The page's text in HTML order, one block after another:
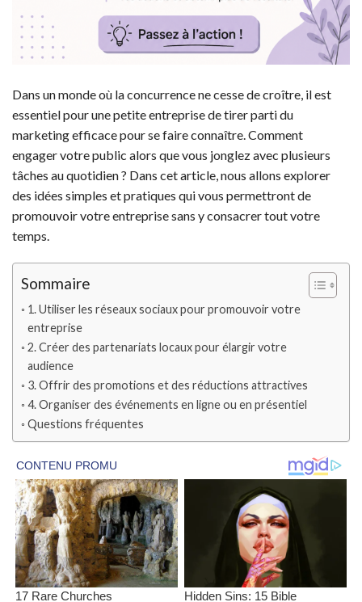
Dans un monde où la concurrence ne cesse de croître, il est
essentiel pour une petite entreprise de tirer parti du
marketing efficace pour se faire connaître. Comment
engager votre public alors que vous jonglez avec plusieurs
tâches au quotidien ? Dans cet article, nous allons explorer
des idées simples et pratiques qui vous permettront de
promouvoir votre entreprise sans y consacrer tout votre
temps.
Sommaire
1. Utiliser les réseaux sociaux pour promouvoir votre
entreprise
2. Créer des partenariats locaux pour élargir votre
audience
3. Offrir des promotions et des réductions attractives
4. Organiser des événements en ligne ou en présentiel
Questions fréquentes